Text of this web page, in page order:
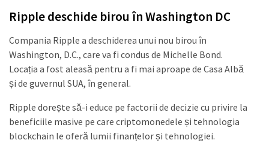
Ripple deschide birou în Washington DC
Compania Ripple a deschiderea unui nou birou în
Washington, D.C., care va fi condus de Michelle Bond.
Locația a fost aleasă pentru a fi mai aproape de Casa Albă
și de guvernul SUA, în general.
Ripple dorește să-i educe pe factorii de decizie cu privire la
beneficiile masive pe care criptomonedele și tehnologia
blockchain le oferă lumii finanțelor și tehnologiei.